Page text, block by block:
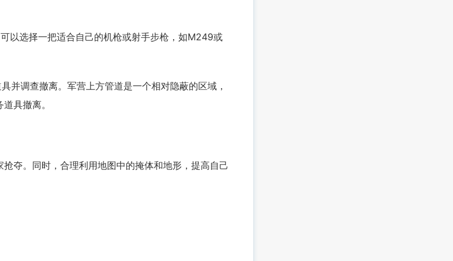
以选择一把适合自己的机枪或射手步枪，如M249或
并调查撤离。军营上方管道是一个相对隐蔽的区域，
具撤离。
。同时，合理利用地图中的掩体和地形，提高自己